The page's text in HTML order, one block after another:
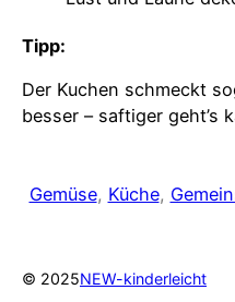
Tipp:
Der Kuchen schmeckt
besser – saftiger geht’s
Gemüse, Küche,
© 2025NEW-kinderleicht